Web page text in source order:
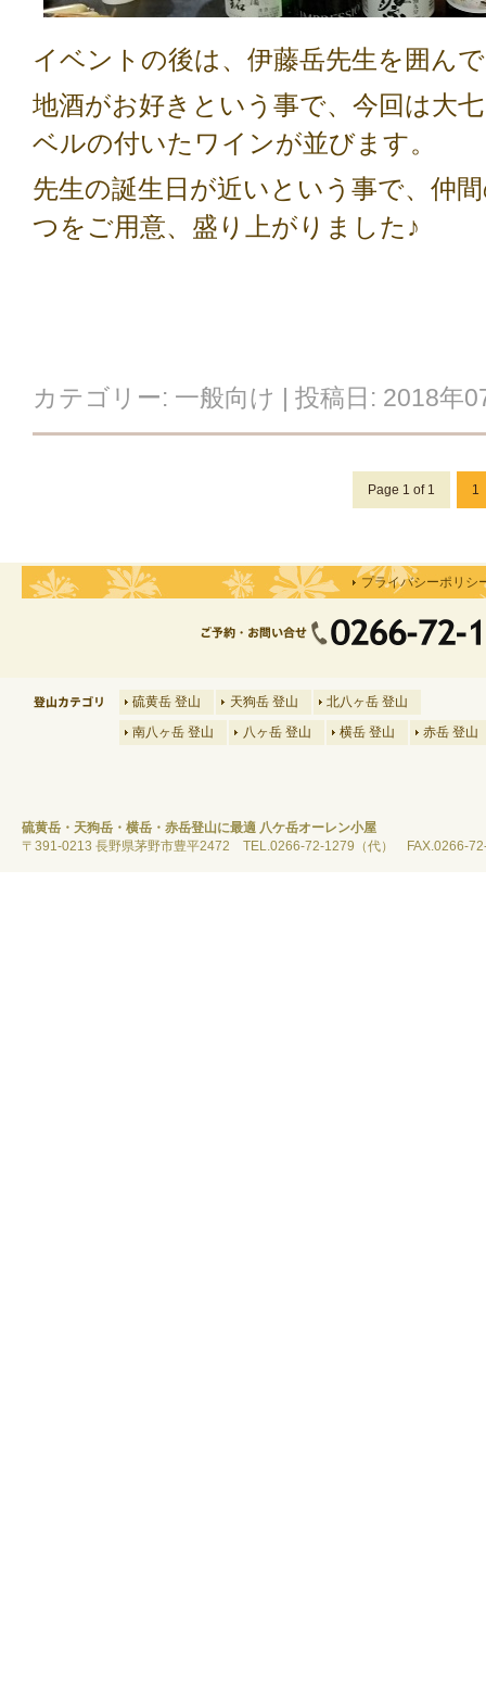
イベントの後は、伊藤岳先生を囲ん
地酒がお好きという事で、今回は大
ベルの付いたワインが並びます。
先生の誕生日が近いという事で、仲
つをご用意、盛り上がりました♪
カテゴリー: 一般向け | 投稿日: 2018年
Page 1 of 1 1
プライバシーポリシ
硫黄岳 登山 天狗岳 登山
北八ヶ岳 登山
南八ヶ岳 登山
八ヶ岳 登山 横岳 登山 赤岳 登山
硫黄岳・天狗岳・横岳・赤岳登山に最適 八ケ岳オーレン小屋
〒391-0213 長野県茅野市豊平2472 TEL.0266-72-1279（代） FAX.0266-